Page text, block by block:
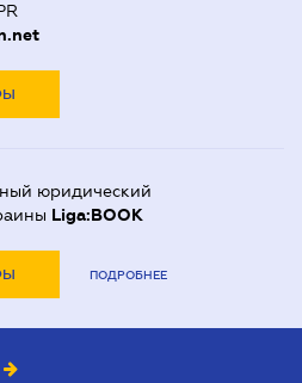
юридический
Liga:BOOK
ПОДРОБНЕЕ